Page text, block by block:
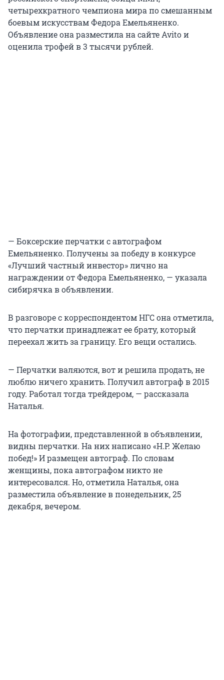
четырехкратного чемпиона мира по смешанным
боевым искусствам Федора Емельяненко.
Объявление она разместила на сайте Avito и
оценила трофей в 3 тысячи рублей.
— Боксерские перчатки с автографом
Емельяненко. Получены за победу в конкурсе
«Лучший частный инвестор» лично на
награждении от Федора Емельяненко, — указала
сибирячка в объявлении.
В разговоре с корреспондентом НГС она отметила,
что перчатки принадлежат ее брату, который
переехал жить за границу. Его вещи остались.
— Перчатки валяются, вот и решила продать, не
люблю ничего хранить. Получил автограф в 2015
году. Работал тогда трейдером, — рассказала
Наталья.
На фотографии, представленной в объявлении,
видны перчатки. На них написано «Н.Р. Желаю
побед!» И размещен автограф. По словам
женщины, пока автографом никто не
интересовался. Но, отметила Наталья, она
разместила объявление в понедельник, 25
декабря, вечером.